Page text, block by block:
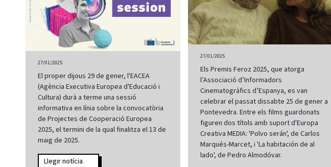
27/01/2025
El proper dijous 29 de gener, l'EACEA
(Agència Executiva Europea d'Educació i
Cultura) durà a terme una sessió
informativa en línia sobre la convocatòria
de Projectes de Cooperació Europea
2025, el termini de la qual finalitza el 13 de
maig de 2025.
Llegir notícia
27/01/2025
Els Premis Feroz 2025, que atorga
l’Associació d’Informadors
Cinematogràfics d’Espanya, es van
celebrar el passat dissabte 25 de gener a
Pontevedra. Entre els films guardonats
figuren dos títols amb suport d'Europa
Creativa MEDIA: 'Polvo serán', de Carlos
Marqués-Marcet, i 'La habitación de al
lado', de Pedro Almodóvar.